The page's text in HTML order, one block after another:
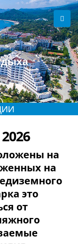
на
на
это
от